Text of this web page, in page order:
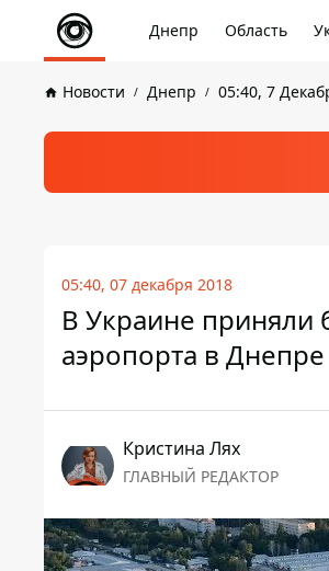
Днепр Область
Новости Днепр 05:40, 7
05:40, 07 декабря 2018
В Украине приняли
аэропорта в Днепре
Кристина Лях
ГЛАВНЫЙ РЕДАКТОР